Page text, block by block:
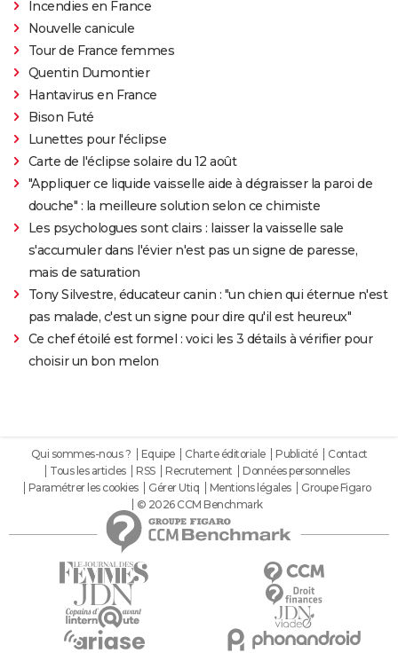
Incendies en France
Nouvelle canicule
Tour de France femmes
Quentin Dumontier
Hantavirus en France
Bison Futé
Lunettes pour l'éclipse
Carte de l'éclipse solaire du 12 août
"Appliquer ce liquide vaisselle aide à dégraisser la paroi de
douche" : la meilleure solution selon ce chimiste
Les psychologues sont clairs : laisser la vaisselle sale
s'accumuler dans l'évier n'est pas un signe de paresse,
mais de saturation
Tony Silvestre, éducateur canin : "un chien qui éternue n'est
pas malade, c'est un signe pour dire qu'il est heureux"
Ce chef étoilé est formel : voici les 3 détails à vérifier pour
choisir un bon melon
Qui sommes-nous ? Equipe Charte éditoriale Publicité
Contact
Tous les articles
RSS Recrutement
Données personnelles
Paramétrer les cookies
Gérer Utiq Mentions légales
Groupe Figaro
© 2026 CCM Benchmark